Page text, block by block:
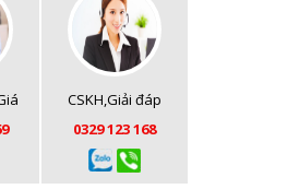
CSKH,Giải đáp
0329 123 168